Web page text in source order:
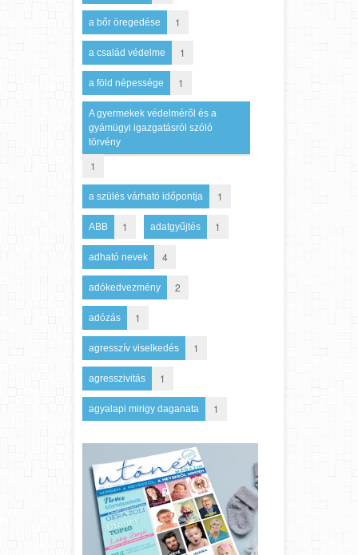
a bőr öregedése 1
a család védelme 1
a föld népessége 1
A gyermekek védelméről és a
gyámügyi igazgatásról szóló
törvény
1
a szülés várható időpontja 1
ABB 1 adatgyűjtés 1
adható nevek 4
adókedvezmény 2
adózás 1
agresszív viselkedés 1
agresszivitás 1
agyalapi mirigy daganata 1